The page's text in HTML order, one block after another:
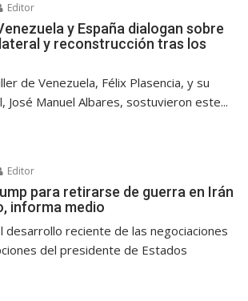
Editor
y España dialogan sobre
y reconstrucción tras los
de Venezuela, Félix Plasencia, y su
José Manuel Albares, sostuvieron este...
Editor
para retirarse de guerra en Irán
informa medio
desarrollo reciente de las negociaciones
del presidente de Estados